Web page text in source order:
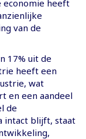
economie heeft
van de
17% uit de
heeft een
wat
en een aandeel
de
intact blijft, staat